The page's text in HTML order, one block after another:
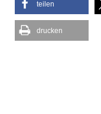
teilen
drucken